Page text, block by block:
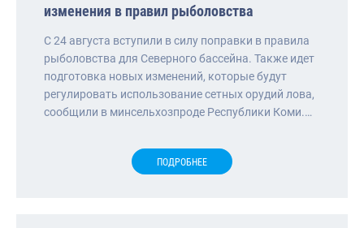
изменения в правил рыболовства
С 24 августа вступили в силу поправки в правила
рыболовства для Северного бассейна. Также идет
подготовка новых изменений, которые будут
регулировать использование сетных орудий лова,
сообщили в минсельхозпроде Республики Коми.…
ПОДРОБНЕЕ